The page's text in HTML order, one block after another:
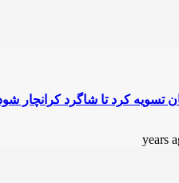
تسویه کرد تا شاگرد کرانچار